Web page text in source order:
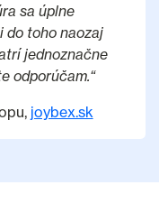
sa úplne
do toho naozaj
jednoznačne
odporúčam.“
joybex.sk